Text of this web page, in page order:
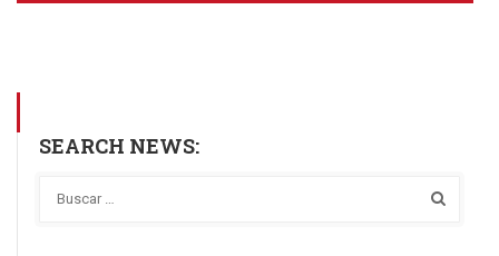
SEARCH NEWS: